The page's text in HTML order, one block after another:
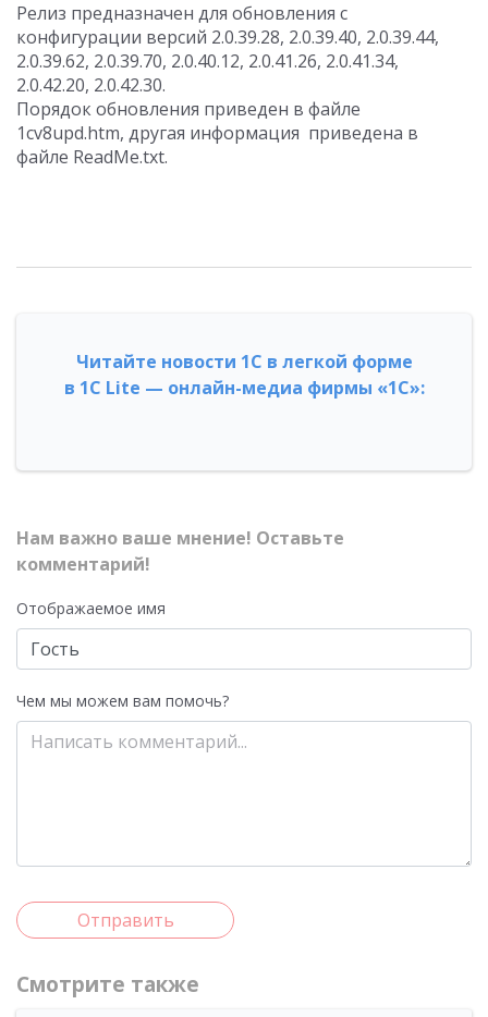
Релиз предназначен для обновления с
конфигурации версий 2.0.39.28, 2.0.39.40, 2.0.39.44,
2.0.39.62, 2.0.39.70, 2.0.40.12, 2.0.41.26, 2.0.41.34,
2.0.42.20, 2.0.42.30.
Порядок обновления приведен в файле
1cv8upd.htm, другая информация приведена в
файле ReadMe.txt.
Читайте новости 1С в легкой форме
в 1С Lite — онлайн-медиа фирмы «1С»:
Нам важно ваше мнение! Оставьте
комментарий!
Отображаемое имя
Чем мы можем вам помочь?
Отправить
Смотрите также